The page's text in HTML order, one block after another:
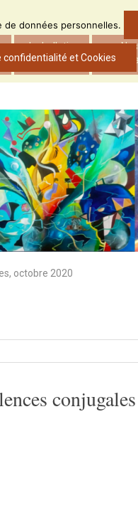
Le bulletin
d’ADS
Nos
octobre 2020
conjugales
de données personnelles.
confidentialité et Cookies